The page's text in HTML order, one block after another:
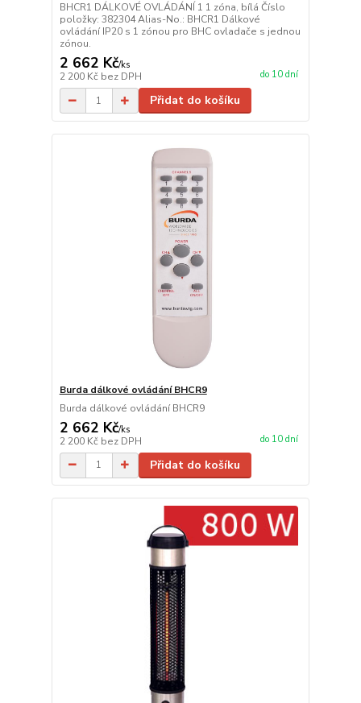
BHCR1 DÁLKOVÉ OVLÁDÁNÍ 1 1 zóna, bílá Číslo
položky: 382304 Alias-No.: BHCR1 Dálkové
ovládání IP20 s 1 zónou pro BHC ovladače s jednou
zónou.
2 662 Kč/ks
2 200 Kč bez DPH do 10 dní
Přidat do košíku
Burda dálkové ovládání BHCR9
Burda dálkové ovládání BHCR9
2 662 Kč/ks
2 200 Kč bez DPH do 10 dní
Přidat do košíku